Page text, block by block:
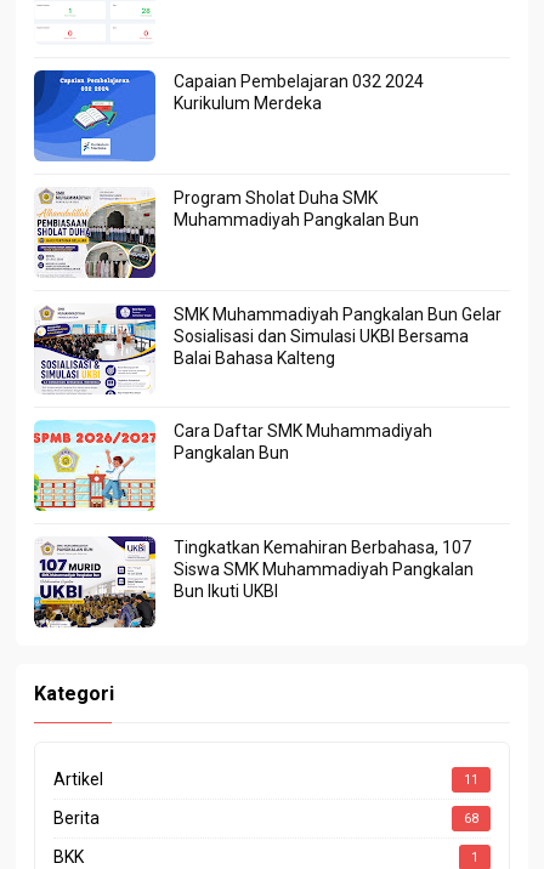
Capaian Pembelajaran 032 2024
Kurikulum Merdeka
Program Sholat Duha SMK
Muhammadiyah Pangkalan Bun
SMK Muhammadiyah Pangkalan Bun Gelar
Sosialisasi dan Simulasi UKBI Bersama
Balai Bahasa Kalteng
Cara Daftar SMK Muhammadiyah
Pangkalan Bun
Tingkatkan Kemahiran Berbahasa, 107
Siswa SMK Muhammadiyah Pangkalan
Bun Ikuti UKBI
Kategori
Artikel 11
Berita 68
BKK 1